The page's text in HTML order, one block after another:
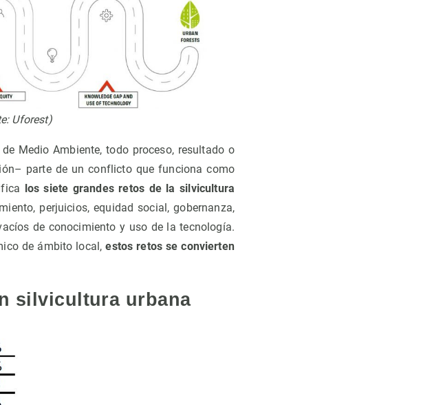
Uforest)
Medio Ambiente, todo proceso, resultado o
parte de un conflicto que funciona como
los siete grandes retos de la silvicultura
perjuicios, equidad social, gobernanza,
de conocimiento y uso de la tecnología.
de ámbito local,estos retos se convierten
silvicultura urbana